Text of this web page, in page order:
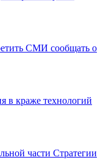
СМИ сообщать о
в краже технологий
части Стратегии